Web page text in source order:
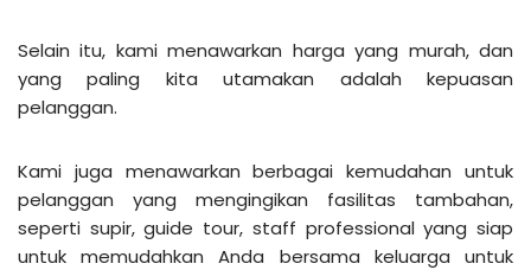
Selain itu, kami menawarkan harga yang murah, dan
yang paling kita utamakan adalah kepuasan
pelanggan.
Kami juga menawarkan berbagai kemudahan untuk
pelanggan yang mengingikan fasilitas tambahan,
seperti supir, guide tour, staff professional yang siap
untuk memudahkan Anda bersama keluarga untuk